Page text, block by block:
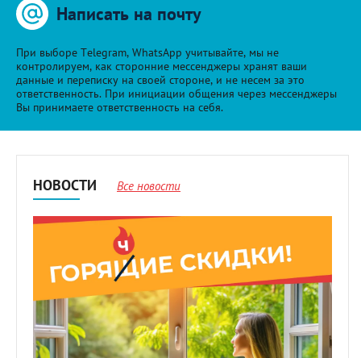
Написать на почту
При выборе Telegram, WhatsApp учитывайте, мы не
контролируем, как сторонние мессенджеры хранят ваши
данные и переписку на своей стороне, и не несем за это
ответственность. При инициации общения через мессенджеры
Вы принимаете ответственность на себя.
НОВОСТИ Все новости